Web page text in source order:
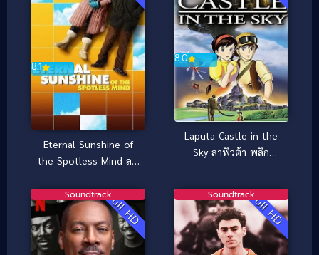
8.1
Eternal Sunshine of
the Spotless Mind ลบ
8.0
Laputa Castle in the
Sky ลาพิวต้า พลิก
Full HD
Soundtrack Full HD
Soundtrack